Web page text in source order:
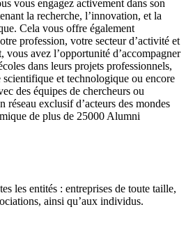
vous engagez activement dans son
la recherche, l’innovation, et la
Cela vous offre également
profession, votre secteur d’activité et
vous avez l’opportunité d’accompagner
dans leurs projets professionnels,
et technologique ou encore
des équipes de chercheurs ou
réseau exclusif d’acteurs des mondes
de plus de 25000 Alumni
les entités : entreprises de toute taille,
ainsi qu’aux individus.